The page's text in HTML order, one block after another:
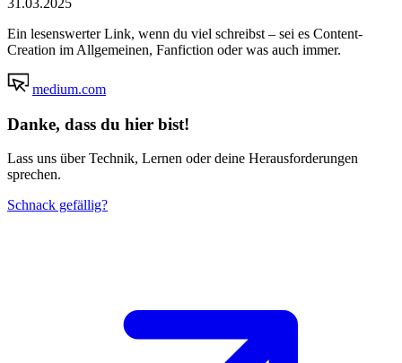
Ein lesenswerter Link, wenn du viel schreibst – sei es Content-
Creation im Allgemeinen, Fanfiction oder was auch immer.
medium.com
Danke, dass du hier bist!
Lass uns über Technik, Lernen oder deine Herausforderungen
sprechen.
Schnack gefällig?